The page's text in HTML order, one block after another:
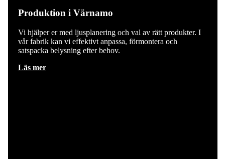
Produktion i Värnamo
Vi hjälper er med ljusplanering och val av rätt produkter. I
vår fabrik kan vi effektivt anpassa, förmontera och
satspacka belysning efter behov.
Läs mer